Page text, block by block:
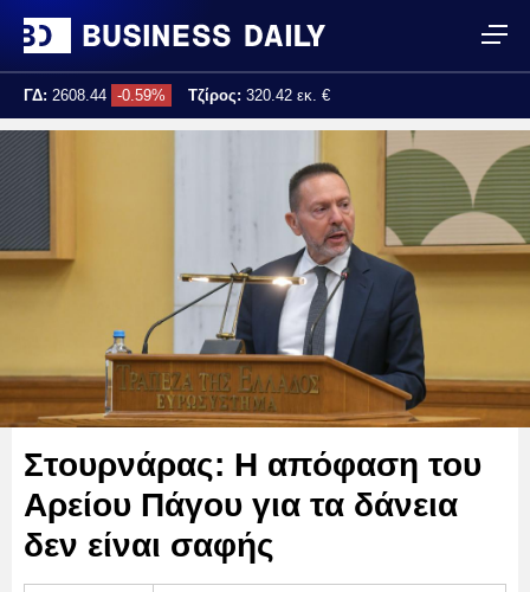
ΓΔ: 2608.44 -0.59% Τζίρος: 320.42 εκ. €
Τελ. ενημέρωση:
Στουρνάρας: Η απόφαση του
Αρείου Πάγου για τα δάνεια
δεν είναι σαφής